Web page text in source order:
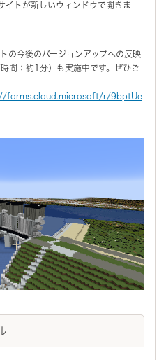
イトが新しいウィンドウで開きま
の今後のバージョンアップへの反映
間：約1分）も実施中です。ぜひご
forms.cloud.microsoft/r/9bptUe